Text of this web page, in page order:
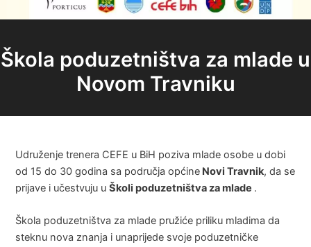
Škola poduzetništva za mlade u
Novom Travniku
Udruženje trenera CEFE u BiH poziva mlade osobe u dobi
od 15 do 30 godina sa područja općine Novi Travnik, da se
prijave i učestvuju uŠkoli poduzetništva za mlade .
Škola poduzetništva za mlade pružiće priliku mladima da
steknu nova znanja i unaprijede svoje poduzetničke